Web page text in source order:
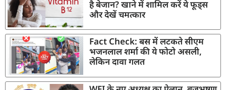
है बेजान? खाने में शामिल करें ये फूड्स
और देखें चमत्कार
Fact Check: बस में लटकते सीएम
भजनलाल शर्मा की ये फोटो असली,
लेकिन दावा गलत